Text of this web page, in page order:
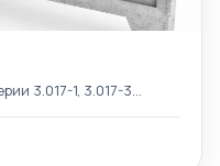
3.017-1, 3.017-3...